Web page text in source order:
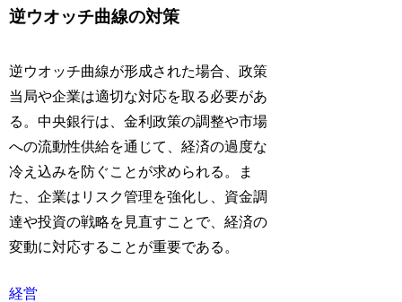
逆ウオッチ曲線の対策
逆ウオッチ曲線が形成された場合、政策
当局や企業は適切な対応を取る必要があ
る。中央銀行は、金利政策の調整や市場
への流動性供給を通じて、経済の過度な
冷え込みを防ぐことが求められる。ま
た、企業はリスク管理を強化し、資金調
達や投資の戦略を見直すことで、経済の
変動に対応することが重要である。
経営